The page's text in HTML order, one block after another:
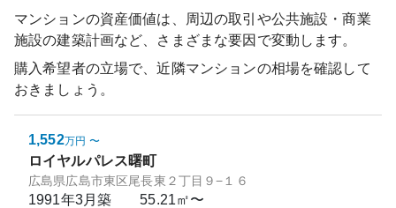
マンションの資産価値は、周辺の取引や公共施設・商業
施設の建築計画など、さまざまな要因で変動します。
購入希望者の立場で、近隣マンションの相場を確認して
おきましょう。
1,552万円 〜
ロイヤルパレス曙町
広島県広島市東区尾長東２丁目９−１６
1991年3月築 55.21㎡〜